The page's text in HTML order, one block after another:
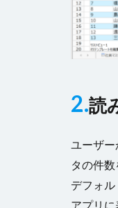
2.読
ユーザ
タの件数
デフォ
アプリ